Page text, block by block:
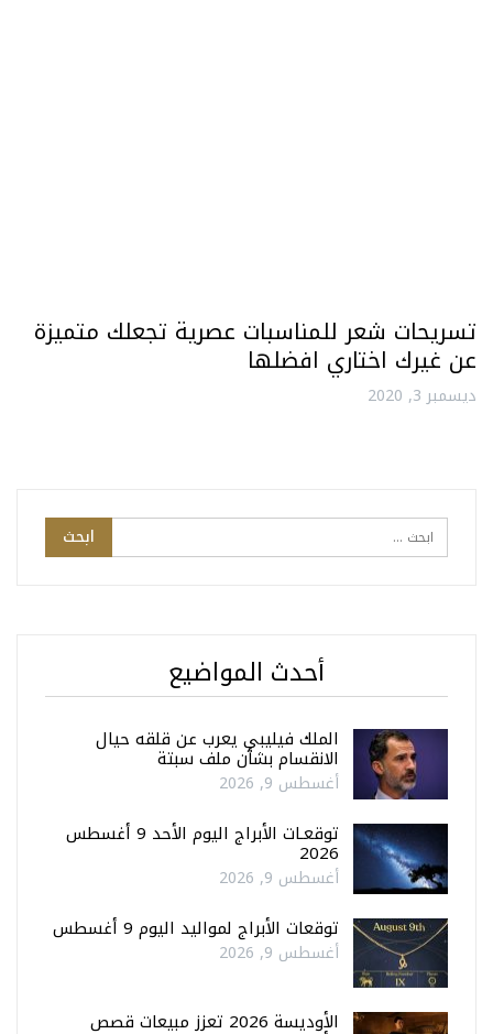
تسريحات شعر للمناسبات عصرية تجعلك متميزة
عن غيرك اختاري افضلها
ديسمبر 3, 2020
أحدث المواضيع
الملك فيليبي يعرب عن قلقه حيال
الانقسام بشأن ملف سبتة
أغسطس 9, 2026
توقعـات الأبراج اليوم الأحد 9 أغسطس
2026
أغسطس 9, 2026
توقعات الأبراج لمواليد اليوم 9 أغسطس
أغسطس 9, 2026
الأوديسة 2026 تعزز مبيعات قصص